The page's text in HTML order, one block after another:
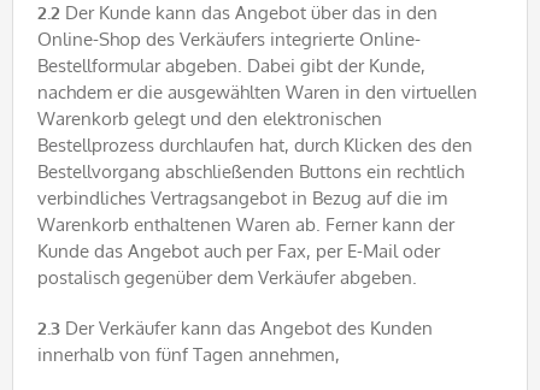
2.2 Der Kunde kann das Angebot über das in den
Online-Shop des Verkäufers integrierte Online-
Bestellformular abgeben. Dabei gibt der Kunde,
nachdem er die ausgewählten Waren in den virtuellen
Warenkorb gelegt und den elektronischen
Bestellprozess durchlaufen hat, durch Klicken des den
Bestellvorgang abschließenden Buttons ein rechtlich
verbindliches Vertragsangebot in Bezug auf die im
Warenkorb enthaltenen Waren ab. Ferner kann der
Kunde das Angebot auch per Fax, per E-Mail oder
postalisch gegenüber dem Verkäufer abgeben.
2.3 Der Verkäufer kann das Angebot des Kunden
innerhalb von fünf Tagen annehmen,